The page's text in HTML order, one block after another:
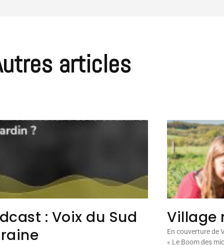
articles
: Voix du Sud
Village
En couverture de
« Le Boom des